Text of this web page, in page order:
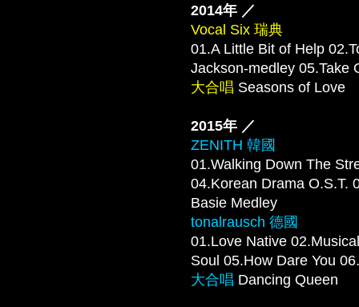
2014年 ／
Vocal Six 瑞典
01.A Little Bit of Help
Jackson-medley 05.Take
大合唱 Seasons of Love
2015年 ／
ZENITH 韓國
01.Walking Down The
04.Korean Drama O.S.T.
Basie Medley
tonalrausch 德國
01.Love Native
Soul 05.How Dare You
大合唱 Dancing Queen